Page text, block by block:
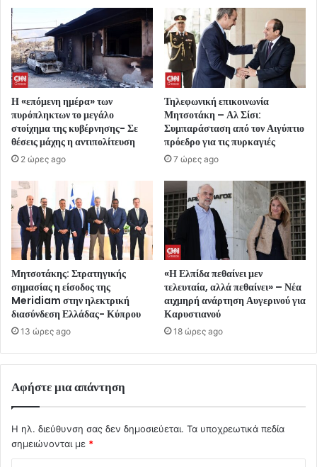
Η «επόμενη ημέρα» των
πυρόπληκτων το μεγάλο
στοίχημα της κυβέρνησης- Σε
θέσεις μάχης η αντιπολίτευση
2 ώρες ago
Τηλεφωνική επικοινωνία
Μητσοτάκη – Αλ Σίσι:
Συμπαράσταση από τον Αιγύπτιο
πρόεδρο για τις πυρκαγιές
7 ώρες ago
Μητσοτάκης: Στρατηγικής
σημασίας η είσοδος της
Meridiam στην ηλεκτρική
διασύνδεση Ελλάδας- Κύπρου
13 ώρες ago
«Η Ελπίδα πεθαίνει μεν
τελευταία, αλλά πεθαίνει» – Νέα
αιχμηρή ανάρτηση Αυγερινού για
Καρυστιανού
18 ώρες ago
Αφήστε μια απάντηση
Η ηλ. διεύθυνση σας δεν δημοσιεύεται. Τα υποχρεωτικά πεδία
σημειώνονται με *